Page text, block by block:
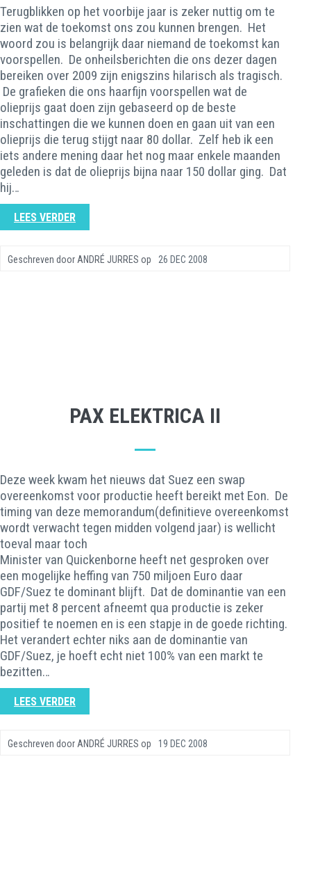
Terugblikken op het voorbije jaar is zeker nuttig om te
zien wat de toekomst ons zou kunnen brengen. Het
woord zou is belangrijk daar niemand de toekomst kan
voorspellen. De onheilsberichten die ons dezer dagen
bereiken over 2009 zijn enigszins hilarisch als tragisch.
De grafieken die ons haarfijn voorspellen wat de
olieprijs gaat doen zijn gebaseerd op de beste
inschattingen die we kunnen doen en gaan uit van een
olieprijs die terug stijgt naar 80 dollar. Zelf heb ik een
iets andere mening daar het nog maar enkele maanden
geleden is dat de olieprijs bijna naar 150 dollar ging. Dat
hij…
LEES VERDER
Geschreven door ANDRÉ JURRES op 26 DEC 2008
PAX ELEKTRICA II
Deze week kwam het nieuws dat Suez een swap
overeenkomst voor productie heeft bereikt met Eon. De
timing van deze memorandum(definitieve overeenkomst
wordt verwacht tegen midden volgend jaar) is wellicht
toeval maar toch
Minister van Quickenborne heeft net gesproken over
een mogelijke heffing van 750 miljoen Euro daar
GDF/Suez te dominant blijft. Dat de dominantie van een
partij met 8 percent afneemt qua productie is zeker
positief te noemen en is een stapje in de goede richting.
Het verandert echter niks aan de dominantie van
GDF/Suez, je hoeft echt niet 100% van een markt te
bezitten…
LEES VERDER
Geschreven door ANDRÉ JURRES op 19 DEC 2008